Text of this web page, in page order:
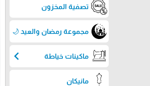
تصفية المخزون
مجموعة رمضان والعيد 🌙
ماكينات خياطة chevron_left
مانيكان